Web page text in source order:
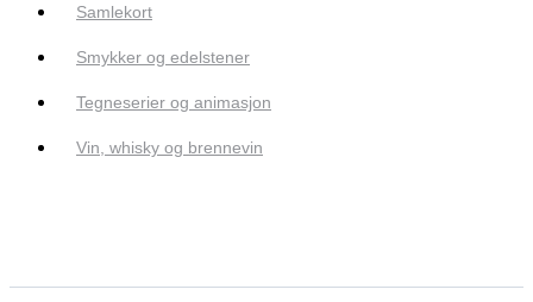
Samlekort
Smykker og edelstener
Tegneserier og animasjon
Vin, whisky og brennevin